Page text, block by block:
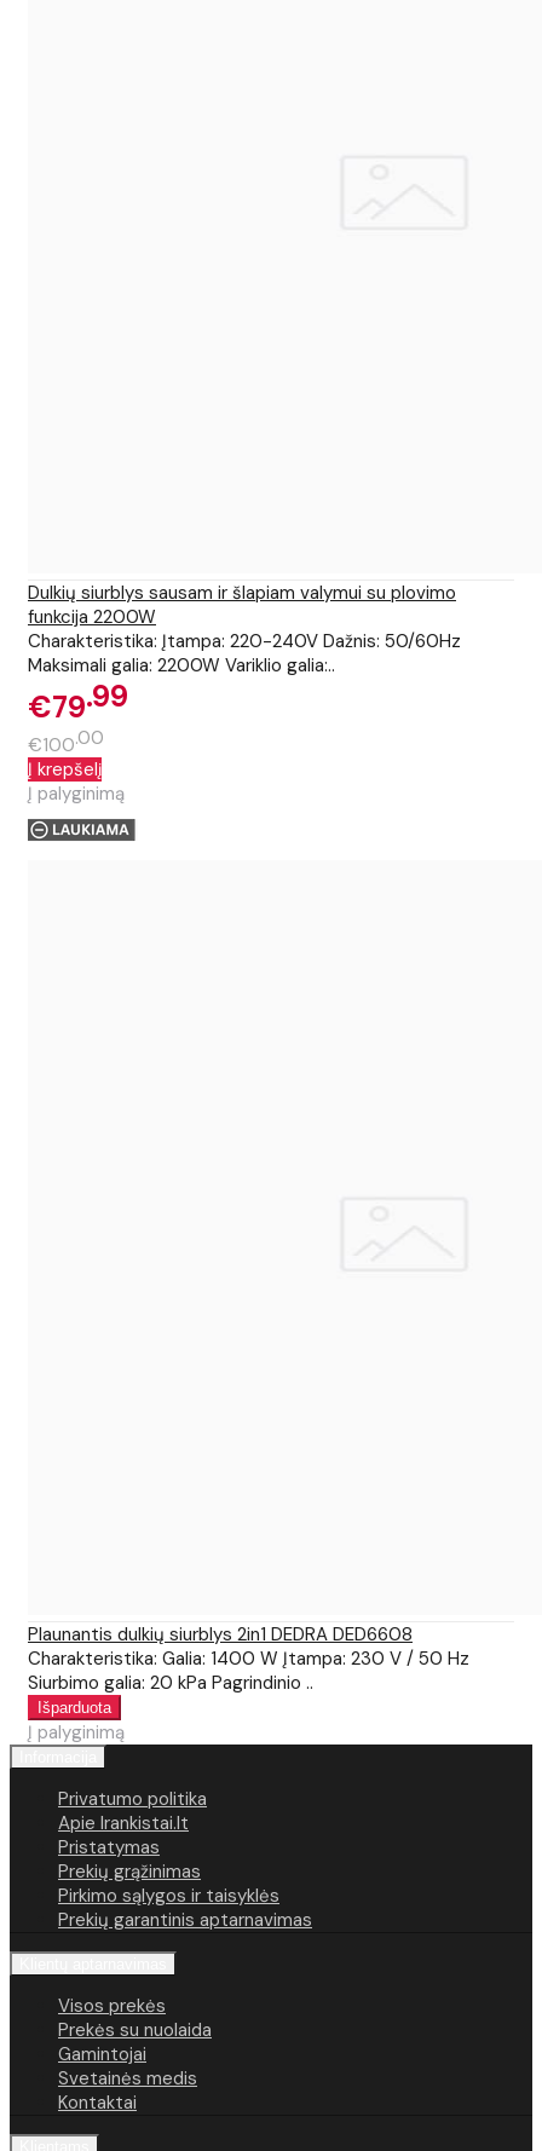
Dulkių siurblys sausam ir šlapiam valymui su plovimo
funkcija 2200W
Charakteristika: Įtampa: 220-240V Dažnis: 50/60Hz
Maksimali galia: 2200W Variklio galia:..
€79 99
€100 00
Į krepšelį
Į palyginimą
Plaunantis dulkių siurblys 2in1 DEDRA DED6608
Charakteristika: Galia: 1400 W Įtampa: 230 V / 50 Hz
Siurbimo galia: 20 kPa Pagrindinio ..
Į palyginimą
Privatumo politika
Apie Irankistai.lt
Pristatymas
Prekių grąžinimas
Pirkimo sąlygos ir taisyklės
Prekių garantinis aptarnavimas
Visos prekės
Prekės su nuolaida
Gamintojai
Svetainės medis
Kontaktai